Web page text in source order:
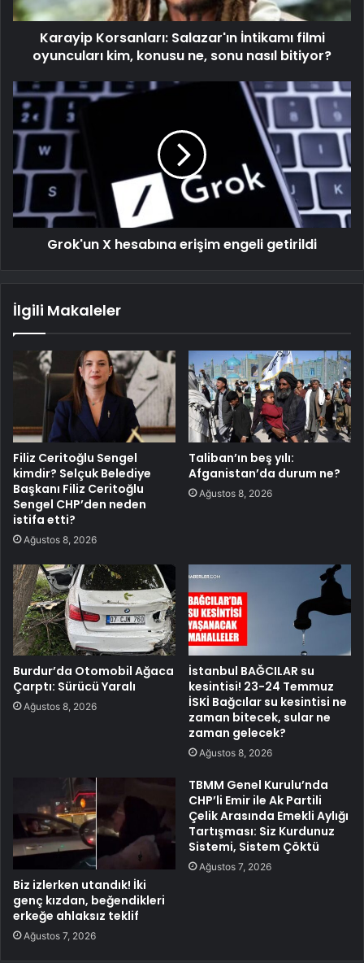
Karayip Korsanları: Salazar'ın İntikamı filmi
oyuncuları kim, konusu ne, sonu nasıl bitiyor?
Grok'un X hesabına erişim engeli getirildi
İlgili Makaleler
Filiz Ceritoğlu Sengel
kimdir? Selçuk Belediye
Başkanı Filiz Ceritoğlu
Sengel CHP’den neden
istifa etti?
Ağustos 8, 2026
Taliban’ın beş yılı:
Afganistan’da durum ne?
Ağustos 8, 2026
Burdur’da Otomobil Ağaca
Çarptı: Sürücü Yaralı
Ağustos 8, 2026
İstanbul BAĞCILAR su
kesintisi! 23-24 Temmuz
İSKİ Bağcılar su kesintisi ne
zaman bitecek, sular ne
zaman gelecek?
Ağustos 8, 2026
Biz izlerken utandık! İki
genç kızdan, beğendikleri
erkeğe ahlaksız teklif
Ağustos 7, 2026
TBMM Genel Kurulu’nda
CHP’li Emir ile Ak Partili
Çelik Arasında Emekli Aylığı
Tartışması: Siz Kurdunuz
Sistemi, Sistem Çöktü
Ağustos 7, 2026